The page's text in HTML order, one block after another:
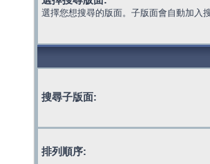
選擇您想搜尋的版面。子版面會自動加入
搜尋子版面:
排列順序: